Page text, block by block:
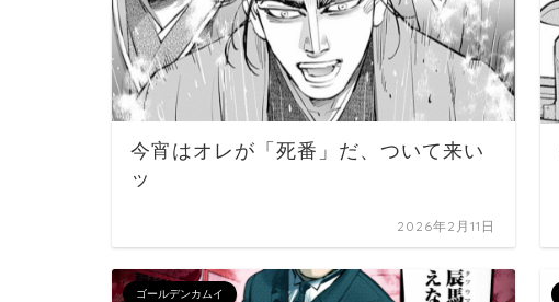
今宵はオレが「死番」だ、ついて来い
ッ
2026年2月11日
ゴールデンカムイ